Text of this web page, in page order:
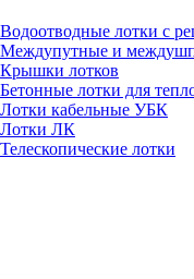
Водоотводные лотки с
Междупутные и
Крышки лотков
Бетонные лотки для
Лотки кабельные УБК
Лотки ЛК
Телескопические лотки